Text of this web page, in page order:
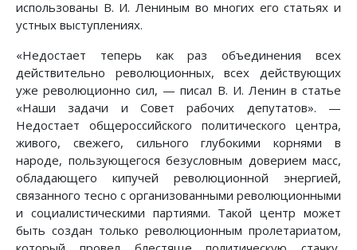
использованы В. И. Лениным во многих его статьях и
устных выступлениях.
«Недостает теперь как раз объединения всех
действительно революционных, всех действующих
уже революционно сил, — писал В. И. Ленин в статье
«Наши задачи и Совет рабочих депутатов». —
Недостает общероссийского политического центра,
живого, свежего, сильного глубокими корнями в
народе, пользующегося безусловным доверием масс,
обладающего кипучей революционной энергией,
связанного тесно с организованными революционными
и социалистическими партиями. Такой центр может
быть создан только революционным пролетариатом,